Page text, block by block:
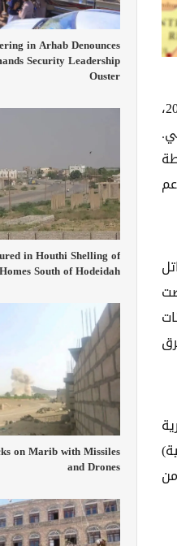
العالمي لأمن الطاقة" (ترجمته إلى العربية وكالة خبر)، فقد جاء هذا القرار، الذي دخل حيز التنفيذ في 16 مارس/آذار 2026،
in Arhab Denounces
Security Leadership
Ouster
in Houthi Shelling of
Homes South of Hodeidah
on Marib with Missiles
and Drones